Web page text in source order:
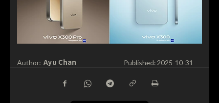
Author: Ayu Chan Published: 2025-10-31